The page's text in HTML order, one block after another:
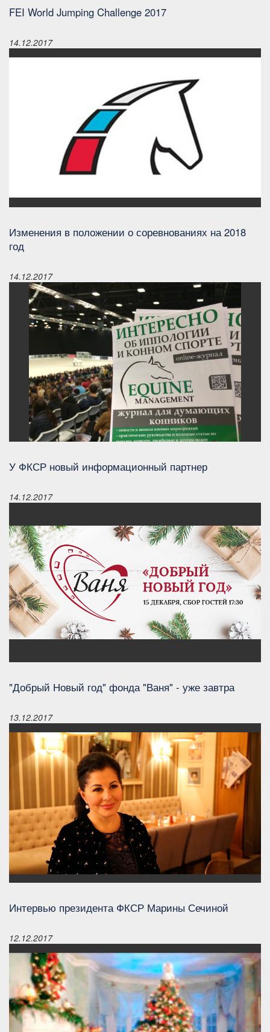
FEI World Jumping Challenge 2017
14.12.2017
Изменения в положении о соревнованиях на 2018
год
14.12.2017
У ФКСР новый информационный партнер
14.12.2017
"Добрый Новый год" фонда "Ваня" - уже завтра
13.12.2017
Интервью президента ФКСР Марины Сечиной
12.12.2017